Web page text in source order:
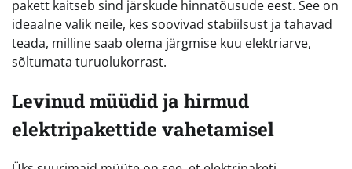
pakett kaitseb sind järskude hinnatõusude eest. See on
ideaalne valik neile, kes soovivad stabiilsust ja tahavad
teada, milline saab olema järgmise kuu elektriarve,
sõltumata turuolukorrast.
Levinud müüdid ja hirmud
elektripakettide vahetamisel